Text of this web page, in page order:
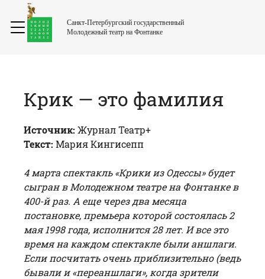
Санкт-Петербургский государственный
Молодежный театр на Фонтанке
Крик — это фамилия
Источник: Журнал Театр+
Текст: Мария Кингисепп
4 марта спектакль «Крики из Одессы» будет
сыгран в Молодежном театре на Фонтанке в
400-й раз. А еще через два месяца
постановке, премьера которой состоялась 2
мая 1998 года, исполнится 28 лет. И все это
время на каждом спектакле были аншлаги.
Если посчитать очень приблизительно (ведь
бывали и «переаншлаги», когда зрители